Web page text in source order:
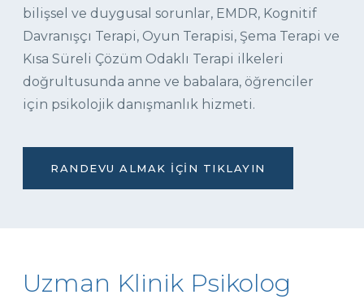
bilişsel ve duygusal sorunlar, EMDR, Kognitif
Davranışçı Terapi, Oyun Terapisi, Şema Terapi ve
Kısa Süreli Çözüm Odaklı Terapi ilkeleri
doğrultusunda anne ve babalara, öğrenciler
için psikolojik danışmanlık hizmeti.
RANDEVU ALMAK İÇIN TIKLAYIN
Uzman Klinik Psikolog